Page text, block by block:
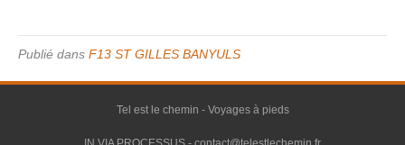
Publié dans F13 ST GILLES BANYULS
Tel est le chemin - Voyages à pieds